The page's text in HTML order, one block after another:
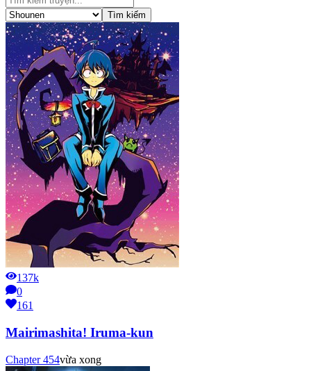
Tìm kiếm
137k
0
161
Mairimashita! Iruma-kun
Chapter454vừa xong